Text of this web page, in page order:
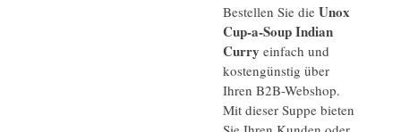
Bestellen Sie die Unox
Cup-a-Soup Indian
Curry einfach und
kostengünstig über
Ihren B2B-Webshop.
Mit dieser Suppe bieten